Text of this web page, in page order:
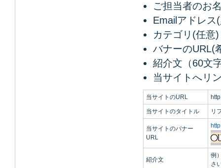
ご担当者のお
Emailアドレス
カテゴリ(任意)
バナーのURL(
紹介文（60文
当サイトへリ
当サイトのURL
当サイトのタイトル リ
当サイトのバナー
URL
紹介文
例
さ